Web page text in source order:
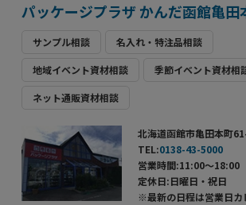
パッケージプラザ かんだ函館亀田
サンプル相談 名入れ・特注品相談
地域イベント資材相談 季節イベント資材相
ネット通販資材相談
北海道函館市亀田本町
TEL:0138-43-5000
営業時間:11:00～18:00
定休日:日曜日・祝日
※最新の日程は営業日カ